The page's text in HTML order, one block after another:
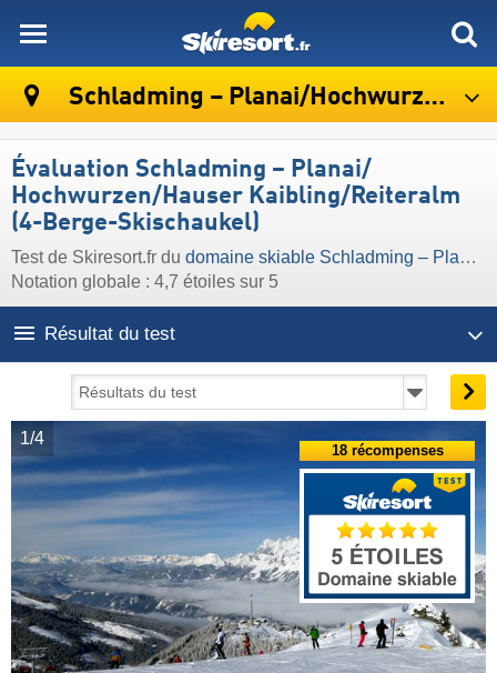
Schladming – Planai/​Hochwurzen/​Hauser Kaibling/​Reiteralm (4-Berge-Skischaukel)
Évaluation Schladming – Planai/​
Hochwurzen/​Hauser Kaibling/​Reiteralm
(4-Berge-Skischaukel)
Test de Skiresort.fr du domaine skiable Schladming – Planai/​Hochwurzen/​Hauser Kaibling/​Reiteralm (4-Berge-Skischaukel)
Notation globale : 4,7 étoiles sur 5
Résultat du test
1/4
18 récompenses